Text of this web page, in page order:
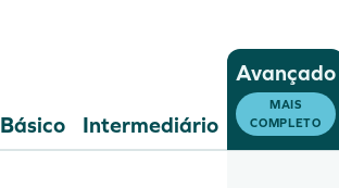
Básico Intermediário
Avançado
MAIS
COMPLETO